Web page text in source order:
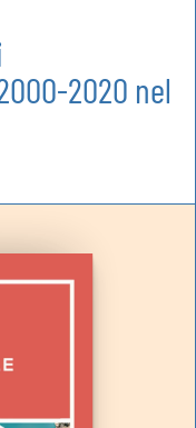
2020 nel